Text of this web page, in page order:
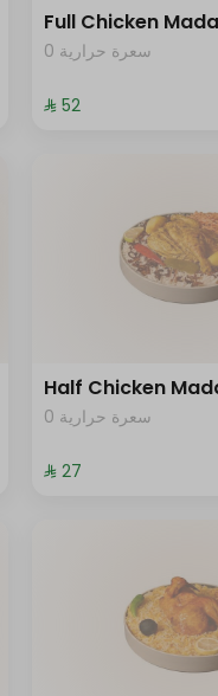
Full Chicken
0 سعرة حرارية
⁨⁦‪‬ 52⁩
Half Chicken
0 سعرة حرارية
⁨⁦‪‬ 27⁩